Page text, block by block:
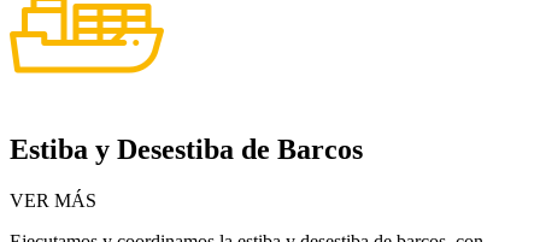
Estiba y Desestiba de Barcos
VER MÁS